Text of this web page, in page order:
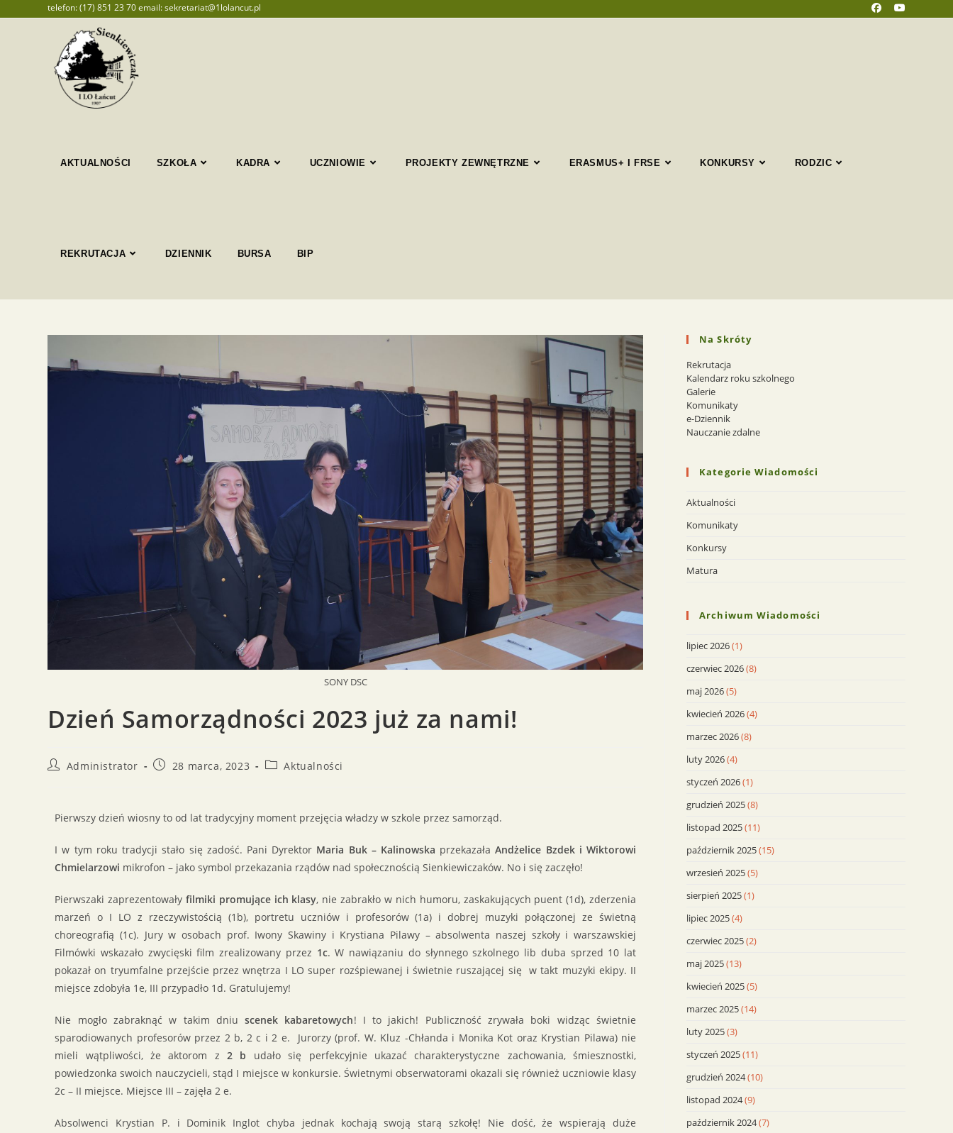
telefon: (17) 851 23 70 email: sekretariat@1lolancut.pl
AKTUALNOŚCI SZKOŁA KADRA UCZNIOWIE PROJEKTY ZEWNĘTRZNE ERASMUS+ I FRSE KONKURSY RODZIC
REKRUTACJA DZIENNIK BURSA BIP
SONY DSC
Dzień Samorządności 2023 już za nami!
Administrator 28 marca, 2023 Aktualności
Pierwszy dzień wiosny to od lat tradycyjny moment przejęcia władzy w szkole przez samorząd.
I w tym roku tradycji stało się zadość. Pani Dyrektor Maria Buk – Kalinowska przekazałaAndżelice Bzdek i Wiktorowi
Chmielarzowi mikrofon – jako symbol przekazania rządów nad społecznością Sienkiewiczaków. No i się zaczęło!
Pierwszaki zaprezentowały filmiki promujące ich klasy, nie zabrakło w nich humoru, zaskakujących puent (1d), zderzenia
marzeń o I LO z rzeczywistością (1b), portretu uczniów i profesorów (1a) i dobrej muzyki połączonej ze świetną
choreografią (1c). Jury w osobach prof. Iwony Skawiny i Krystiana Pilawy – absolwenta naszej szkoły i warszawskiej
Filmówki wskazało zwycięski film zrealizowany przez 1c. W nawiązaniu do słynnego szkolnego lib duba sprzed 10 lat
pokazał on tryumfalne przejście przez wnętrza I LO super rozśpiewanej i świetnie ruszającej się w takt muzyki ekipy. II
miejsce zdobyła 1e, III przypadło 1d. Gratulujemy!
Nie mogło zabraknąć w takim dniuscenek kabaretowych! I to jakich! Publiczność zrywała boki widząc świetnie
sparodiowanych profesorów przez 2 b, 2 c i 2 e. Jurorzy (prof. W. Kluz -Chłanda i Monika Kot oraz Krystian Pilawa) nie
mieli wątpliwości, że aktorom z2 b udało się perfekcyjnie ukazać charakterystyczne zachowania, śmiesznostki,
powiedzonka swoich nauczycieli, stąd I miejsce w konkursie. Świetnymi obserwatorami okazali się również uczniowie klasy
2c – II miejsce. Miejsce III – zajęła 2 e.
Absolwenci Krystian P. i Dominik Inglot chyba jednak kochają swoją starą szkołę! Nie dość, że wspierają duże
Na Skróty
Rekrutacja
Kalendarz roku szkolnego
Galerie
Komunikaty
e-Dziennik
Nauczanie zdalne
Kategorie Wiadomości
Aktualności
Komunikaty
Konkursy
Matura
Archiwum Wiadomości
lipiec 2026(1)
czerwiec 2026(8)
maj 2026(5)
kwiecień 2026(4)
marzec 2026(8)
luty 2026(4)
styczeń 2026(1)
grudzień 2025(8)
listopad 2025(11)
październik 2025(15)
wrzesień 2025(5)
sierpień 2025(1)
lipiec 2025(4)
czerwiec 2025(2)
maj 2025(13)
kwiecień 2025(5)
marzec 2025(14)
luty 2025(3)
styczeń 2025(11)
grudzień 2024(10)
listopad 2024(9)
październik 2024(7)